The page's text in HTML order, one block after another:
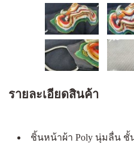
รายละเอียดสินค้า
ชิ้นหน้าผ้า Poly นุ่มลื่น ชั้